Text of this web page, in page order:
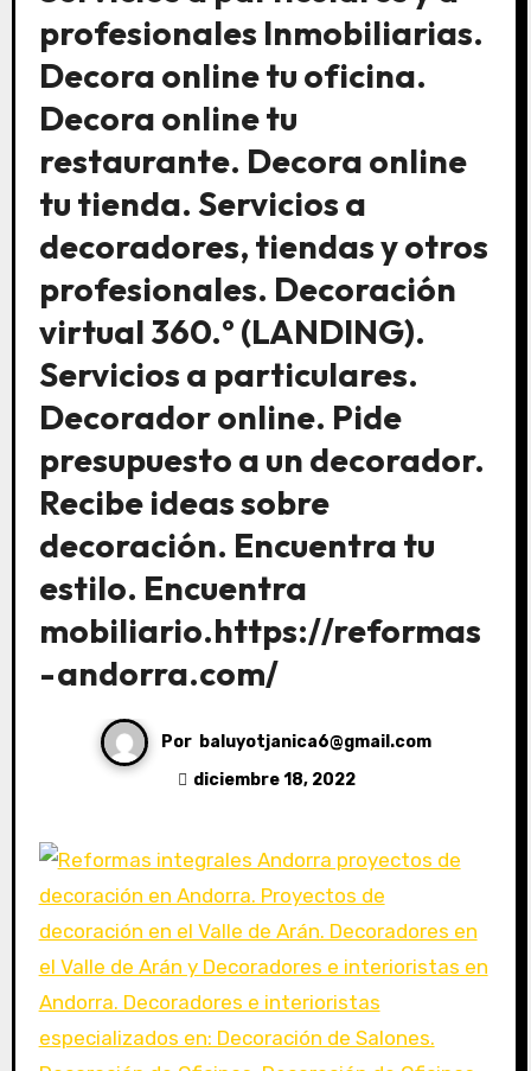
profesionales Inmobiliarias.
Decora online tu oficina.
Decora online tu
restaurante. Decora online
tu tienda. Servicios a
decoradores, tiendas y otros
profesionales. Decoración
virtual 360.º (LANDING).
Servicios a particulares.
Decorador online. Pide
presupuesto a un decorador.
Recibe ideas sobre
decoración. Encuentra tu
estilo. Encuentra
mobiliario.https://reformas
-andorra.com/
Por baluyotjanica6@gmail.com
diciembre 18, 2022